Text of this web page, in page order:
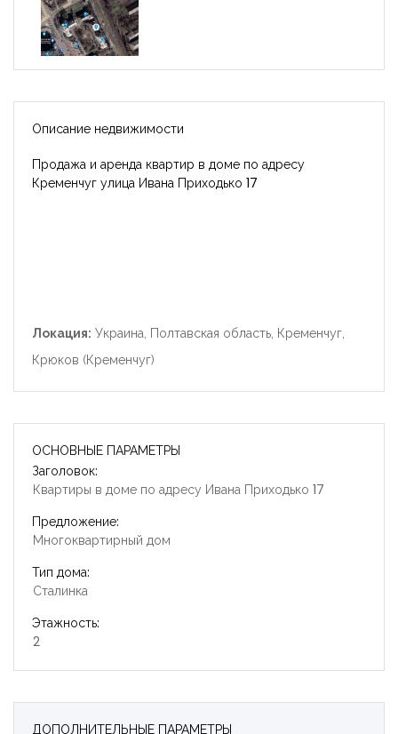
Описание недвижимости
Продажа и аренда квартир в доме по адресу
Кременчуг улица Ивана Приходько 17
Локация: Украина, Полтавская область, Кременчуг,
Крюков (Кременчуг)
ОСНОВНЫЕ ПАРАМЕТРЫ
Заголовок:
Квартиры в доме по адресу Ивана Приходько 17
Предложение:
Многоквартирный дом
Тип дома:
Сталинка
Этажность:
2
ДОПОЛНИТЕЛЬНЫЕ ПАРАМЕТРЫ